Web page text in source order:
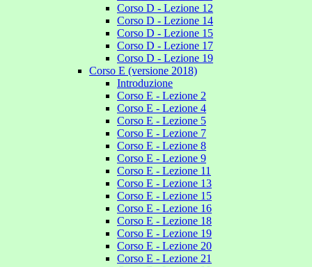
Corso D - Lezione 12
Corso D - Lezione 14
Corso D - Lezione 15
Corso D - Lezione 17
Corso D - Lezione 19
Corso E (versione 2018)
Introduzione
Corso E - Lezione 2
Corso E - Lezione 4
Corso E - Lezione 5
Corso E - Lezione 7
Corso E - Lezione 8
Corso E - Lezione 9
Corso E - Lezione 11
Corso E - Lezione 13
Corso E - Lezione 15
Corso E - Lezione 16
Corso E - Lezione 18
Corso E - Lezione 19
Corso E - Lezione 20
Corso E - Lezione 21